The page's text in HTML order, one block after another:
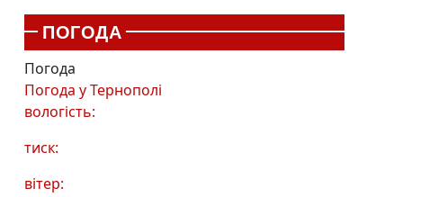
ПОГОДА
Погода
Погода уТернополі
вологість:
тиск:
вітер: